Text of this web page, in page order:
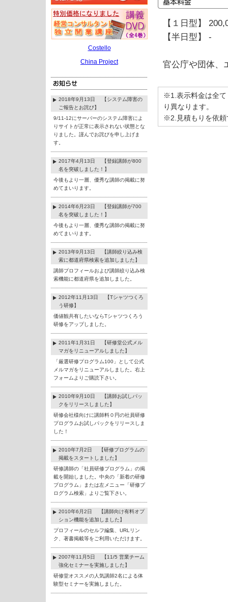
Costello
China Project
2018年9月13日 【システム障害の
ご報告とお詫び】
9/11-12にサーバーのシステム障害によ
りサイトが正常に表示されない状態とな
りました。謹んでお詫びを申し上げま
す。
2017年4月13日 【登録講師が800
名を突破しました！】
今後もより一層、優秀な講師の掲載に努
めてまいります。
2014年6月23日 【登録講師が700
名を突破しました！】
今後もより一層、優秀な講師の掲載に努
めてまいります。
2013年9月13日 【講師絞り込み検
索に都道府県検索を追加しました】
講師プロフィールおよび講師絞り込み検
索機能に都道府県を追加しました。
2012年11月13日 【Tシャツつくろ
う研修】
価値観共有したいならTシャツつくろう
研修をアップしました。
2011年1月31日 【研修堂公式メル
マガをリニューアルしました】
「厳選研修プログラム100」として公式
メルマガをリニューアルしました。右上
フォームよりご購読下さい。
2010年9月10日 【講師お試しパッ
クをリリースしました】
研修会社様向けに講師料０円の社員研修
プログラムお試しパックをリリースしま
した！
2010年7月2日 【研修プログラムの
掲載をスタートしました】
研修講師の「社員研修プログラム」の掲
載を開始しました。中央の「新着の研修
プログラム」または左メニュー「研修プ
ログラム検索」よりご覧下さい。
2010年6月2日 【講師向け有料オプ
ション機能を追加しました】
プロフィールのセルフ編集、URLリン
ク、著書掲載等をご利用いただけます。
2007年11月5日 【11/5 営業チーム
強化セミナーを実施しました】
研修堂オススメの人気講師2名による体
験型セミナーを実施しました。
【１日型】
【半日型】 -
官公庁や団体、
※1.表示料金は全て
り異なります。
※2.見積もりを依頼